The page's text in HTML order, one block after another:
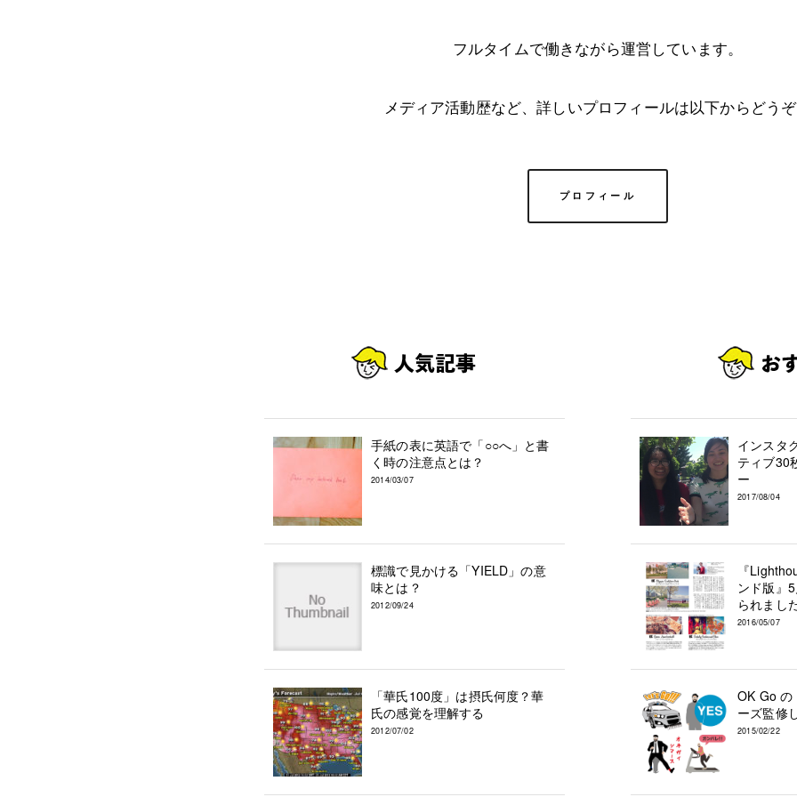
フルタイムで働きながら運営しています。
メディア活動歴など、詳しいプロフィールは以下からどう
プロフィール
手紙の表に英語で「○○へ」と書
く時の注意点とは？
2014/03/07
標識で見かける「YIELD」の意
味とは？
2012/09/24
「華氏100度」は摂氏何度？華
氏の感覚を理解する
2012/07/02
インスタ
ティブ30
ー
2017/08/04
『
ンド版』
られまし
2016/05/07
OK Go の
ーズ監修
2015/02/22